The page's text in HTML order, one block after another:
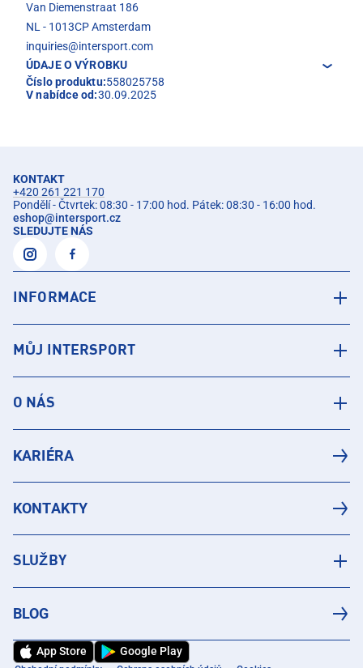
Van Diemenstraat 186
NL - 1013CP Amsterdam
inquiries@intersport.com
ÚDAJE O VÝROBKU
Číslo produktu:558025758
V nabídce od:30.09.2025
KONTAKT
+420 261 221 170
Pondělí - Čtvrtek: 08:30 - 17:00 hod. Pátek: 08:30 - 16:00 hod.
eshop@intersport.cz
SLEDUJTE NÁS
INFORMACE
MŮJ INTERSPORT
O NÁS
KARIÉRA
KONTAKTY
SLUŽBY
BLOG
App Store Google Play